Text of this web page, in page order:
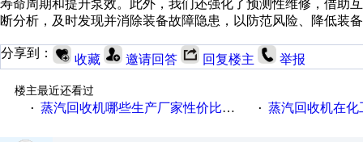
寿命周期和提升泵效。此外，我们还强化了预测性维修，借助
断分析，及时发现并消除装备故障隐患，以防范风险、降低装
分享到： 收藏 邀请回答 回复楼主 举报
楼主最近还看过
· 蒸汽回收机哪些生产厂家性价比高一些 · 蒸汽回收机在化